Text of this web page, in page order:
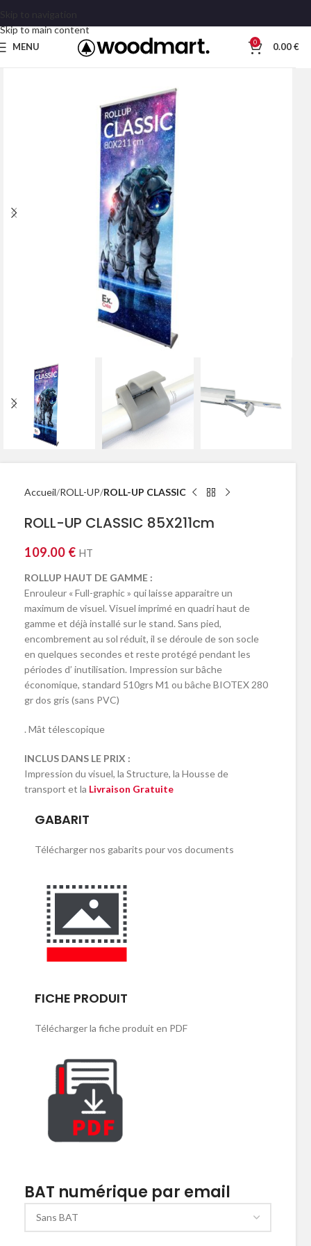
Skip to main content
MENU 0 0.00€
Accueil ROLL-UP ROLL-UP CLASSIC
ROLL-UP CLASSIC 85X211cm
109.00 € HT
ROLLUP HAUT DE GAMME :
Enrouleur « Full-graphic » qui laisse apparaitre un
maximum de visuel. Visuel imprimé en quadri haut de
gamme et déjà installé sur le stand. Sans pied,
encombrement au sol réduit, il se déroule de son socle
en quelques secondes et reste protégé pendant les
périodes d’ inutilisation. Impression sur bâche
économique, standard 510grs M1 ou bâche BIOTEX 280
gr dos gris (sans PVC)
. Mât télescopique
INCLUS DANS LE PRIX :
Impression du visuel, la Structure, la Housse de
transport et la Livraison Gratuite
GABARIT
Télécharger nos gabarits pour vos documents
FICHE PRODUIT
Télécharger la fiche produit en PDF
BAT numérique par email